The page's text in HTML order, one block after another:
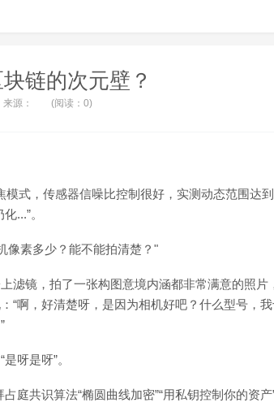
链的次元壁？
来源： (阅读：0)
式，传感器信噪比控制很好，实测动态范围达
...”。
像素多少？能不能拍清楚？"
滤镜，拍了一张构图意境内涵都非常满意的照片
“啊，好清楚呀，是因为相机好吧？什么型号，
呀是呀”。
庭共识算法“椭圆曲线加密”“用私钥控制你的资产